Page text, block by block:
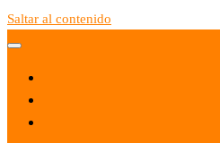
Saltar al contenido